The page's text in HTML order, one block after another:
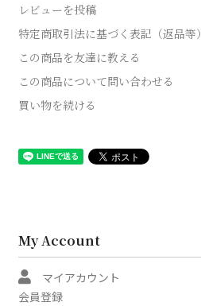
レビューを投稿
特定商取引法に基づく表記（返品等）
この商品を友達に教える
この商品について問い合わせる
買い物を続ける
My Account
マイアカウント
会員登録